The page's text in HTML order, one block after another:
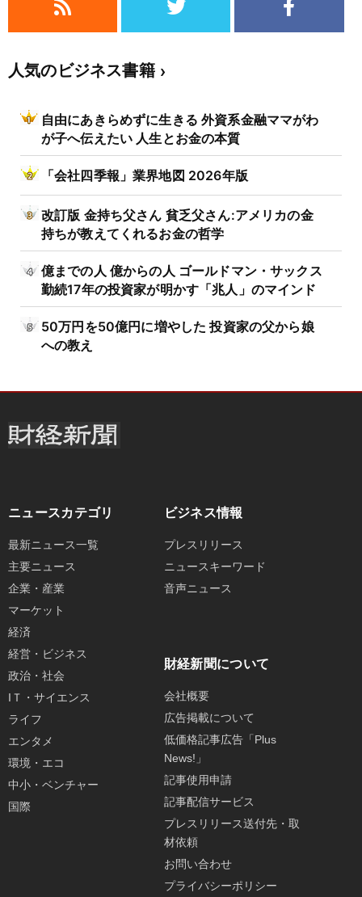
人気のビジネス書籍
自由にあきらめずに生きる 外資系金融ママがわ
が子へ伝えたい 人生とお金の本質
「会社四季報」業界地図 2026年版
改訂版 金持ち父さん 貧乏父さん:アメリカの金
持ちが教えてくれるお金の哲学
億までの人 億からの人 ゴールドマン・サックス
勤続17年の投資家が明かす「兆人」のマインド
50万円を50億円に増やした 投資家の父から娘
への教え
ニュースカテゴリ
最新ニュース一覧
主要ニュース
企業・産業
マーケット
経済
経営・ビジネス
政治・社会
IＴ・サイエンス
ライフ
エンタメ
環境・エコ
中小・ベンチャー
国際
ビジネス情報
プレスリリース
ニュースキーワード
音声ニュース
財経新聞について
会社概要
広告掲載について
低価格記事広告「Plus
News!」
記事使用申請
記事配信サービス
プレスリリース送付先・取
材依頼
お問い合わせ
プライバシーポリシー